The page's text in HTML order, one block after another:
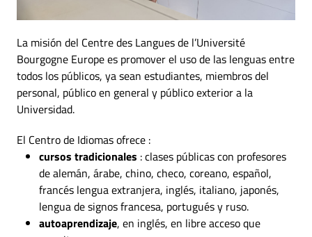
La misión del Centre des Langues de l’Université
Bourgogne Europe es promover el uso de las lenguas entre
todos los públicos, ya sean estudiantes, miembros del
personal, público en general y público exterior a la
Universidad.
El Centro de Idiomas ofrece :
cursos tradicionales : clases públicas con profesores
de alemán, árabe, chino, checo, coreano, español,
francés lengua extranjera, inglés, italiano, japonés,
lengua de signos francesa, portugués y ruso.
autoaprendizaje, en inglés, en libre acceso que